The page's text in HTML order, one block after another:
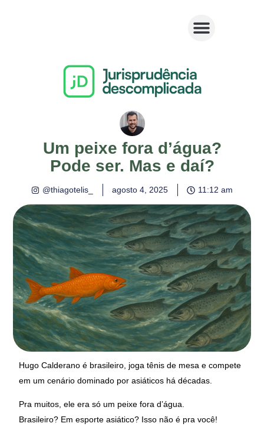
Um peixe fora d’água?
Pode ser. Mas e daí?
@thiagotelis_ agosto 4, 2025 11:12 am
Hugo Calderano é brasileiro, joga tênis de mesa e compete
em um cenário dominado por asiáticos há décadas.
Pra muitos, ele era só um peixe fora d’água.
Brasileiro? Em esporte asiático? Isso não é pra você!